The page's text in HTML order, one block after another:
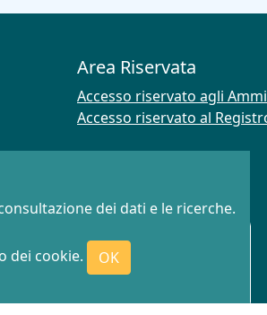
Area Riservata
Accesso riservato agli
Accesso riservato al
dei dati e le ricerche.
dei cookie.
OK